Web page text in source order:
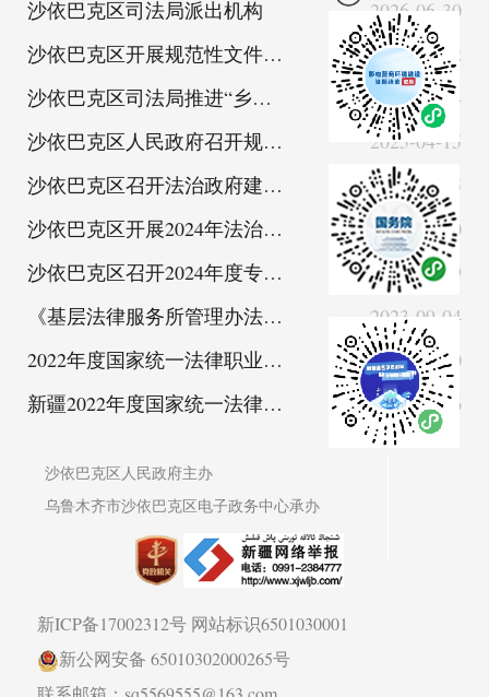
沙依巴克区司法局派出机构
2026-06-30
沙依巴克区开展规范性文件实施后评估工作
2025-06-12
沙依巴克区司法局推进“乡街综合行政执法”走深走实
2025-05-14
沙依巴克区人民政府召开规范涉企行政执法工作动员部署会暨区委全面依法治区委员会执法协调小组会议
2025-04-15
沙依巴克区召开法治政府建设工作推进会
2025-03-25
沙依巴克区开展2024年法治督察工作
2024-11-30
沙依巴克区召开2024年度专题述法工作会议
2024-02-19
《基层法律服务所管理办法》（司法部令第137号）
2023-09-04
2022年度国家统一法律职业资格考试延考省（区、市）考区客观题考试准考证打印
2023-02-20
新疆2022年度国家统一法律职业资格考试客观题考试及主观题考试公告
2023-01-16
沙依巴克区人民政府主办
乌鲁木齐市沙依巴克区电子政务中心承办
新ICP备17002312号 网站标识6501030001
新公网安备 65010302000265号